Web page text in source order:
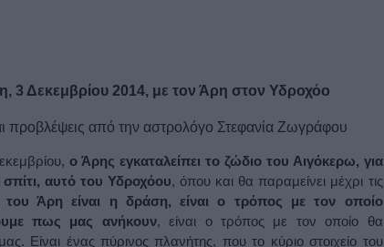
3 Δεκεμβρίου 2014, με τον Άρη στον Υδροχόο
ο Άρης εγκαταλείπει το ζώδιο του Αιγόκερω, για
αυτό του Υδροχόου, όπου και θα παραμείνει μέχρι τις
Άρη είναι η δράση, είναι ο τρόπος με τον οποίο
πως μας ανήκουν, είναι ο τρόπος με τον οποίο θα
Είναι ένας πύρινος πλανήτης, που το κύριο στοιχείο του